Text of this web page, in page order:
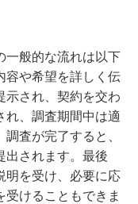
一般的な流れは以下
容や希望を詳しく伝
示され、契約を交わ
れ、調査期間中は適
査が完了すると、
出されます。最後
明を受け、必要に応
受けることもできま